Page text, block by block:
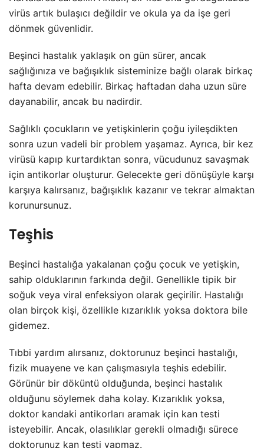
virüs artık bulaşıcı değildir ve okula ya da işe geri
dönmek güvenlidir.
Beşinci hastalık yaklaşık on gün sürer, ancak
sağlığınıza ve bağışıklık sisteminize bağlı olarak birkaç
hafta devam edebilir. Birkaç haftadan daha uzun süre
dayanabilir, ancak bu nadirdir.
Sağlıklı çocukların ve yetişkinlerin çoğu iyileşdikten
sonra uzun vadeli bir problem yaşamaz. Ayrıca, bir kez
virüsü kapıp kurtardıktan sonra, vücudunuz savaşmak
için antikorlar oluşturur. Gelecekte geri dönüşüyle karşı
karşıya kalırsanız, bağışıklık kazanır ve tekrar almaktan
korunursunuz.
Teşhis
Beşinci hastalığa yakalanan çoğu çocuk ve yetişkin,
sahip olduklarının farkında değil. Genellikle tipik bir
soğuk veya viral enfeksiyon olarak geçirilir. Hastalığı
olan birçok kişi, özellikle kızarıklık yoksa doktora bile
gidemez.
Tıbbi yardım alırsanız, doktorunuz beşinci hastalığı,
fizik muayene ve kan çalışmasıyla teşhis edebilir.
Görünür bir döküntü olduğunda, beşinci hastalık
olduğunu söylemek daha kolay. Kızarıklık yoksa,
doktor kandaki antikorları aramak için kan testi
isteyebilir. Ancak, olasılıklar gerekli olmadığı sürece
doktorunuz kan testi yapmaz.